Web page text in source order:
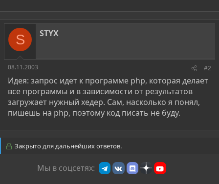
S STYX
08.11.2003 #2
Идея: запрос идет к программе php, которая делает
все программы и в зависимости от результатов
загружает нужный хедер. Сам, насколько я понял,
пишешь на php, поэтому код писать не буду.
Закрыто для дальнейших ответов.
Мы в соцсетях: